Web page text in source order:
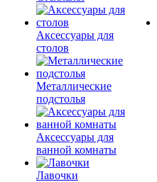
Аксессуары для
столов
Металлические
подстолья
Аксессуары для
ванной комнаты
Лавочки